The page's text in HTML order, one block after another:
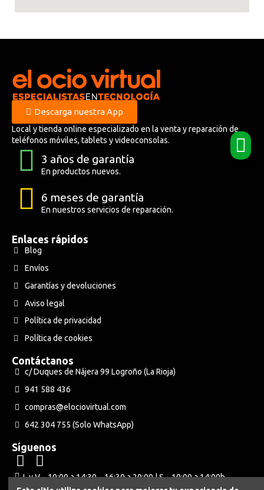
Descarga nuestra App
Local y tienda online especializado en la venta y reparación de
teléfonos móviles, tablets y videoconsolas.
3 años de garantía
En productos nuevos.
6 meses de garantía
En nuestros servicios de reparación.
Enlaces rápidos
Blog
Envíos
Garantías y devoluciones
Aviso legal
Política de privacidad
Política de cookies
Contáctanos
c/ Duques de Nájera 99 Logroño (La Rioja)
941 588 436
compras@elociovirtual.com
642 304 755 (Solo WhatsApp)
Síguenos
L y V – 10:00 a 14:30 – 16:30 a 20:00 | S – 10:00 a 14:00h